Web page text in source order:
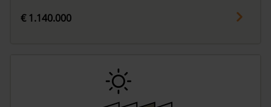
€ 1.140.000